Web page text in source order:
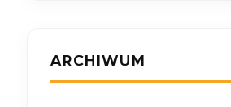
ARCHIWUM